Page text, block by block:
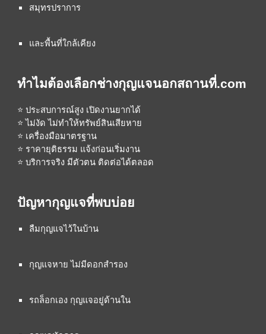
สมุทรปราการ
และพื้นที่ใกล้เคียง
ทำไมต้องเลือกช่างกุญแจนอกสถานที่.com
⭐ ประสบการณ์สูง เปิดงานยากได้
⭐ ไม่งัด ไม่ทำให้ทรัพย์สินเสียหาย
⭐ เครื่องมือมาตรฐาน
⭐ ราคายุติธรรม แจ้งก่อนเริ่มงาน
⭐ บริการจริง มีตัวตน ติดต่อได้ตลอด
ปัญหากุญแจที่พบบ่อย
ลืมกุญแจไว้ในบ้าน
กุญแจหาย ไม่มีดอกสำรอง
รถล็อกเอง กุญแจอยู่ด้านใน